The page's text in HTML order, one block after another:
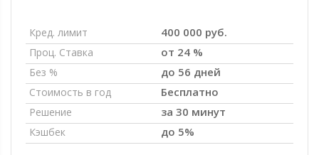
Кред. лимит 400 000 руб.
Проц. Ставка от 24 %
Без % до 56 дней
Стоимость в год Бесплатно
Решение за 30 минут
Кэшбек до 5%